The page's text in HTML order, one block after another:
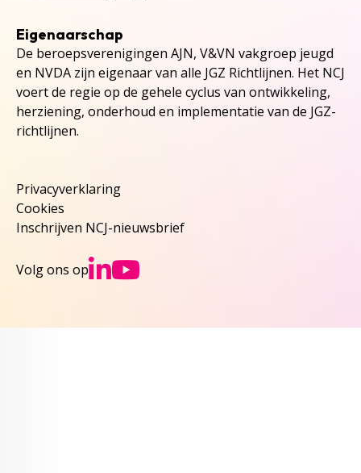
Eigenaarschap
De beroepsverenigingen AJN, V&VN vakgroep jeugd
en NVDA zijn eigenaar van alle JGZ Richtlijnen. Het NCJ
voert de regie op de gehele cyclus van ontwikkeling,
herziening, onderhoud en implementatie van de JGZ-
richtlijnen.
Privacyverklaring
Cookies
Inschrijven NCJ-nieuwsbrief
Volg ons op Ga naar NCJs